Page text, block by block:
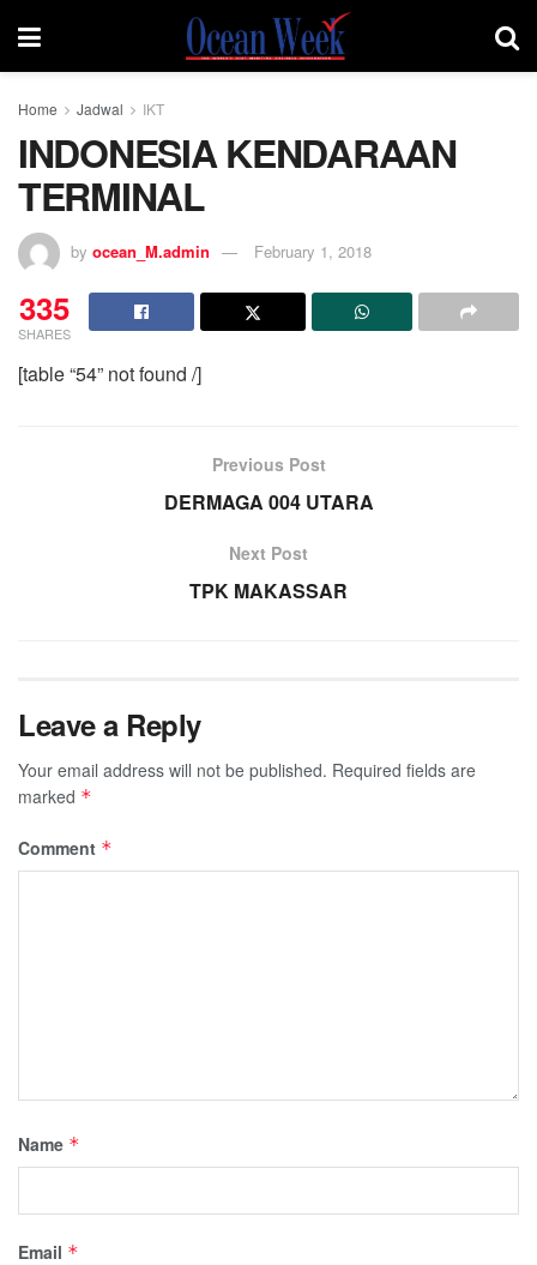
Home Jadwal IKT
INDONESIA KENDARAAN
TERMINAL
by ocean_M.admin February 1, 2018
335
SHARES
[table “54” not found /]
Previous Post
DERMAGA 004 UTARA
Next Post
TPK MAKASSAR
Leave a Reply
Your email address will not be published. Required fields are
marked *
Comment *
Name *
Email *